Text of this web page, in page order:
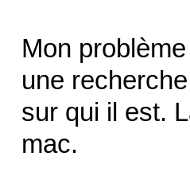
Mon
une
sur qui il est.
mac.